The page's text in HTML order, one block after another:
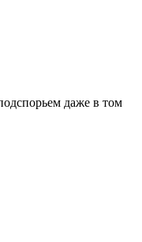
даже в том